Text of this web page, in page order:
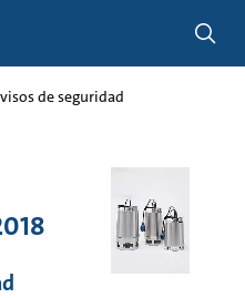
de seguridad